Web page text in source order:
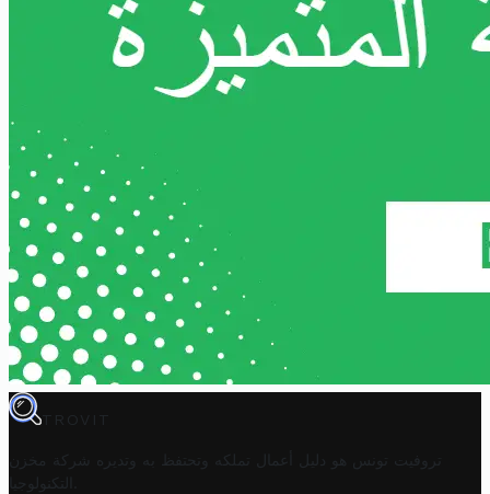
TROVIT
تروفيت تونس هو دليل أعمال تملكه وتحتفظ به وتديره
شركة مخزن
التكنولوجيا